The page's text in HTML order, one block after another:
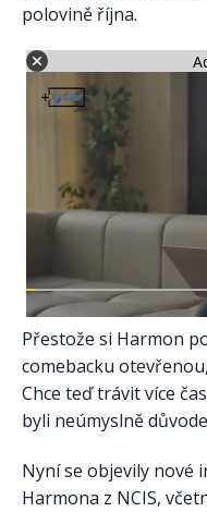
polovině října.
Přestože si Harmon
comebacku
Chce teď trávit více
byli neúmyslně
Nyní se objevily nové
Harmona z NCIS,